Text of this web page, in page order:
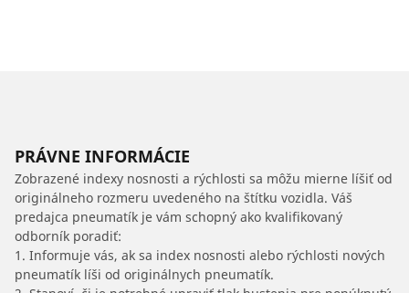
PRÁVNE INFORMÁCIE
Zobrazené indexy nosnosti a rýchlosti sa môžu mierne líšiť od
originálneho rozmeru uvedeného na štítku vozidla. Váš
predajca pneumatík je vám schopný ako kvalifikovaný
odborník poradiť:
1. Informuje vás, ak sa index nosnosti alebo rýchlosti nových
pneumatík líši od originálnych pneumatík.